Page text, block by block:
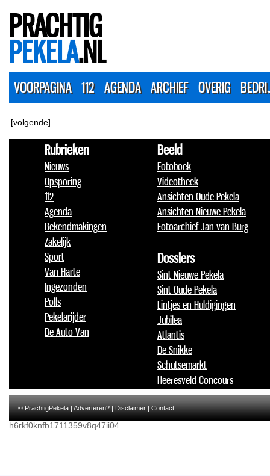
PRACHTIG
PEKELA.NL
VOORPAGINA 112 AGENDA ARCHIEF OVERIG
[volgende]
Rubrieken
Nieuws
Opsporing
112
Agenda
Bekendmakingen
Zakelijk
Sport
Van Harte
Ingezonden
Polls
Pekelarijder
De Auto Van
Beeld
Fotoboek
Videotheek
Ansichten Oude Pekela
Ansichten Nieuwe Pekela
Fotoarchief Jan van Burg
Dossiers
Sint Nieuwe Pekela
Sint Oude Pekela
Lintjes en Huldigingen
Jubilea
Atlantis
De Snikke
Schutsemarkt
Heeresveld Concours
© PrachtigPekela |Adverteren?|Disclaimer|Contact
h6rkf0knfb1711359v8q47ii04